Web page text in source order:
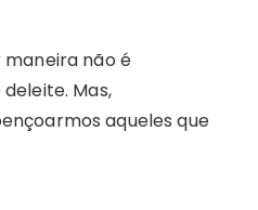
maneira não é
Mas,
aqueles que